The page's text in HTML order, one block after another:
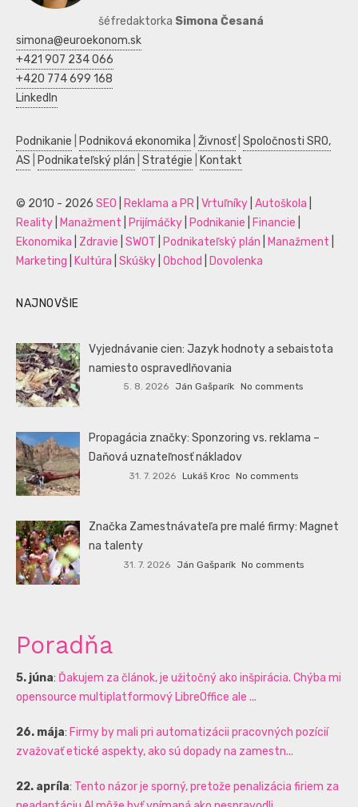
šéfredaktorka Simona Česaná
simona@euroekonom.sk
+421 907 234 066
+420 774 699 168
LinkedIn
Podnikanie Podniková ekonomika Živnosť| Spoločnosti SRO,
AS
Podnikateľský plán Stratégie Kontakt
© 2010 - 2026 SEO Reklama a PR Vrtuľníky Autoškola
Reality
Manažment Prijímáčky Podnikanie Financie
Ekonomika
Zdravie SWOT Podnikateľský plán Manažment
Marketing
Kultúra Skúšky Obchod Dovolenka
NAJNOVŠIE
Vyjednávanie cien: Jazyk hodnoty a sebaistota
namiesto ospravedlňovania
5. 8. 2026 Ján Gašparík No comments
Propagácia značky: Sponzoring vs. reklama –
Daňová uznateľnosť nákladov
31. 7. 2026 Lukáš Kroc No comments
Značka Zamestnávateľa pre malé firmy: Magnet
na talenty
31. 7. 2026 Ján Gašparík No comments
Poradňa
5. júna: Ďakujem za článok, je užitočný ako inšpirácia. Chýba mi
opensource multiplatformový LibreOffice ale ...
26. mája: Firmy by mali pri automatizácii pracovných pozícií
zvažovať etické aspekty, ako sú dopady na zamestn...
22. apríla: Tento názor je sporný, pretože penalizácia firiem za